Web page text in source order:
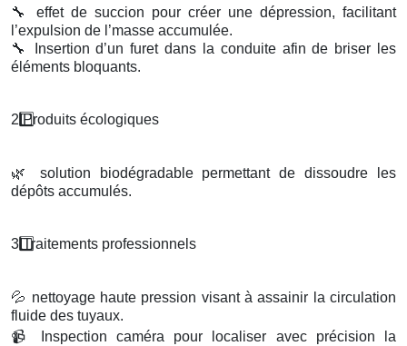
🔧
effet de succion pour créer une dépression, facilitant
l’expulsion de l’masse accumulée.
🔧
Insertion d’un furet dans la conduite afin de briser les
éléments bloquants.
2️ Produits écologiques
🌿
solution biodégradable permettant de dissoudre les
dépôts accumulés.
3️Traitements professionnels
💦 nettoyage haute pression visant à assainir la circulation
fluide des tuyaux.
📹
Inspection caméra pour localiser avec précision la